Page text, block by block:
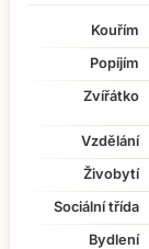
Kouřím
Popíjím
Zvířátko
Vzdělání
Živobytí
Sociální třída
Bydlení